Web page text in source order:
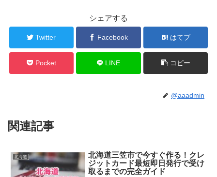
シェアする
Twitter Facebook はてブ
Pocket LINE コピー
@aaadmin
関連記事
北海道
北海道三笠市で今すぐ作る！クレ
ジットカード最短即日発行で受け
取るまでの完全ガイド